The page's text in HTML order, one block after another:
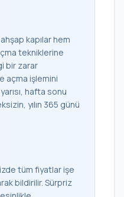
kapılar hem
tekniklerine
bir zarar
açma işlemini
hafta sonu
yılın 365 günü
tüm fiyatlar işe
bildirilir. Sürpriz